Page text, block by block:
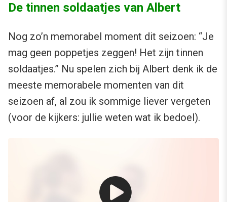
De tinnen soldaatjes van Albert
Nog zo’n memorabel moment dit seizoen: “Je
mag geen poppetjes zeggen! Het zijn tinnen
soldaatjes.” Nu spelen zich bij Albert denk ik de
meeste memorabele momenten van dit
seizoen af, al zou ik sommige liever vergeten
(voor de kijkers: jullie weten wat ik bedoel).